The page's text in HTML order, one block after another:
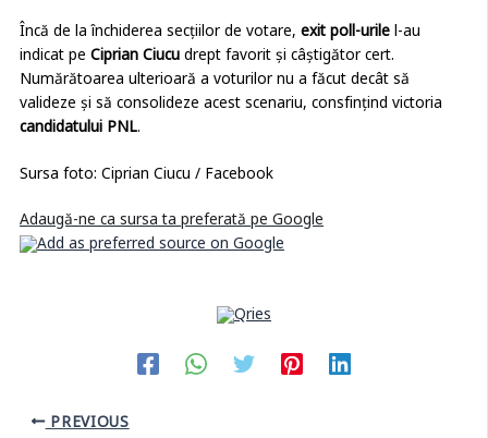
Încă de la închiderea secțiilor de votare, exit poll-urile l-au
indicat pe Ciprian Ciucu drept favorit și câștigător cert.
Numărătoarea ulterioară a voturilor nu a făcut decât să
valideze și să consolideze acest scenariu, consfințind victoria
candidatului PNL.
Sursa foto: Ciprian Ciucu / Facebook
Adaugă-ne ca sursa ta preferată pe Google
PREVIOUS